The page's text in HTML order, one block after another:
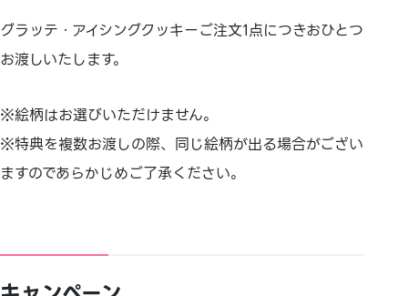
グラッテ・アイシングクッキーご注文1点につきおひとつ
お渡しいたします。
※絵柄はお選びいただけません。
※特典を複数お渡しの際、同じ絵柄が出る場合がござい
ますのであらかじめご了承ください。